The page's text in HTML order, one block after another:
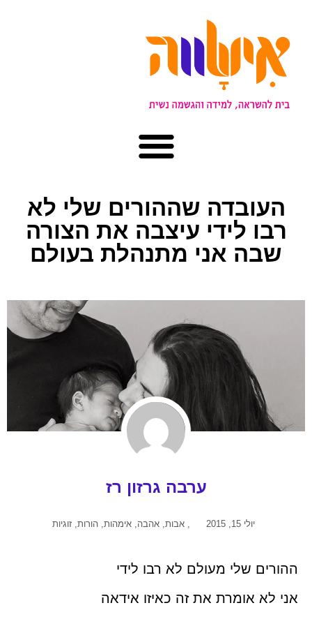
העובדה שההורים שלי לא
רבו לידי עיצבה את הצורה
שבה אני מתנהלת בעולם
ערבה גרזון רז
יולי 15, 2015 אבות ,אהבה ,אימהות ,הורות ,זוגיות
ההורים שלי מעולם לא רבו לידי
אני לא אומרת את זה כאיזו אידאה